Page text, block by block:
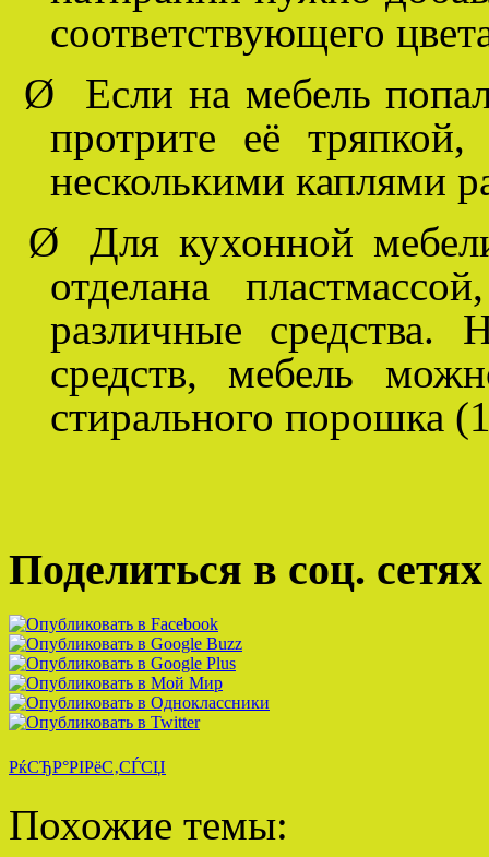
соответствующего
Ø
Если на мебель
протрите её
несколькими каплями
Ø
Для кухонной
отделана
различные
средств, мебель
стирального порошка
Поделиться в соц. сетях
РќСЂР°РІРёС‚СЃСЏ
Похожие темы: